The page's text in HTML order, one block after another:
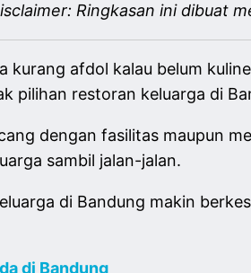
Ringkasan ini dibuat
kurang afdol kalau belum
pilihan restoran keluarga di
dengan fasilitas maupun
sambil jalan-jalan.
di Bandung makin
di Bandung